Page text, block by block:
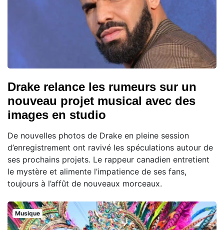
Drake relance les rumeurs sur un
nouveau projet musical avec des
images en studio
De nouvelles photos de Drake en pleine session
d’enregistrement ont ravivé les spéculations autour de
ses prochains projets. Le rappeur canadien entretient
le mystère et alimente l’impatience de ses fans,
toujours à l’affût de nouveaux morceaux.
Musique